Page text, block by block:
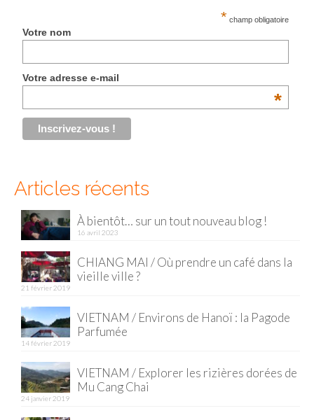
Mont Fuji
Tokyo
Cameron Highlands
Penang
Vietnam
Hanoi
Mai Chau
* champ obligatoire
Votre nom
Votre adresse e-mail
*
Articles récents
À bientôt… sur un tout nouveau blog !
16 avril 2023
CHIANG MAI / Où prendre un café dans la
vieille ville ?
21 février 2019
VIETNAM / Environs de Hanoï : la Pagode
Parfumée
14 février 2019
VIETNAM / Explorer les rizières dorées de
Mu Cang Chai
24 janvier 2019